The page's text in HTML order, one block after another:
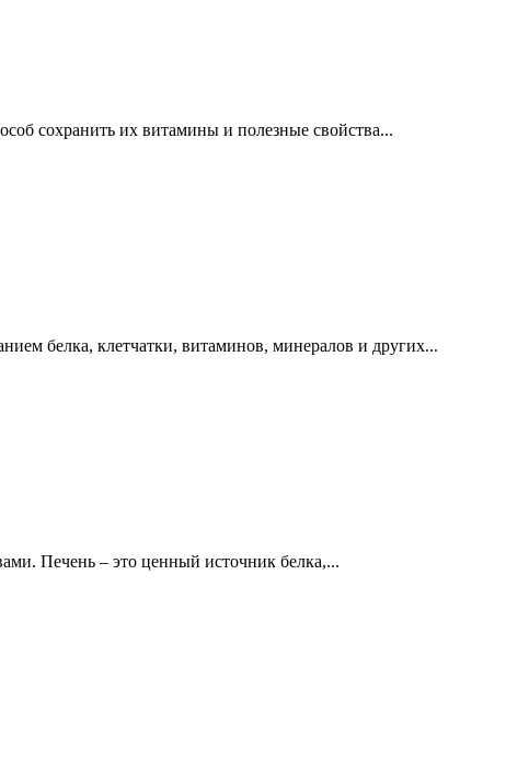
сохранить их витамины и полезные свойства...
белка, клетчатки, витаминов, минералов и других...
Печень – это ценный источник белка,...